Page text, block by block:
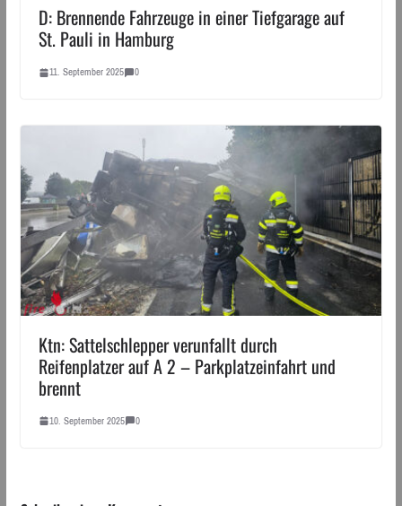
D: Brennende Fahrzeuge in einer Tiefgarage auf
St. Pauli in Hamburg
11. September 2025 0
Ktn: Sattelschlepper verunfallt durch
Reifenplatzer auf A 2 – Parkplatzeinfahrt und
brennt
10. September 2025 0